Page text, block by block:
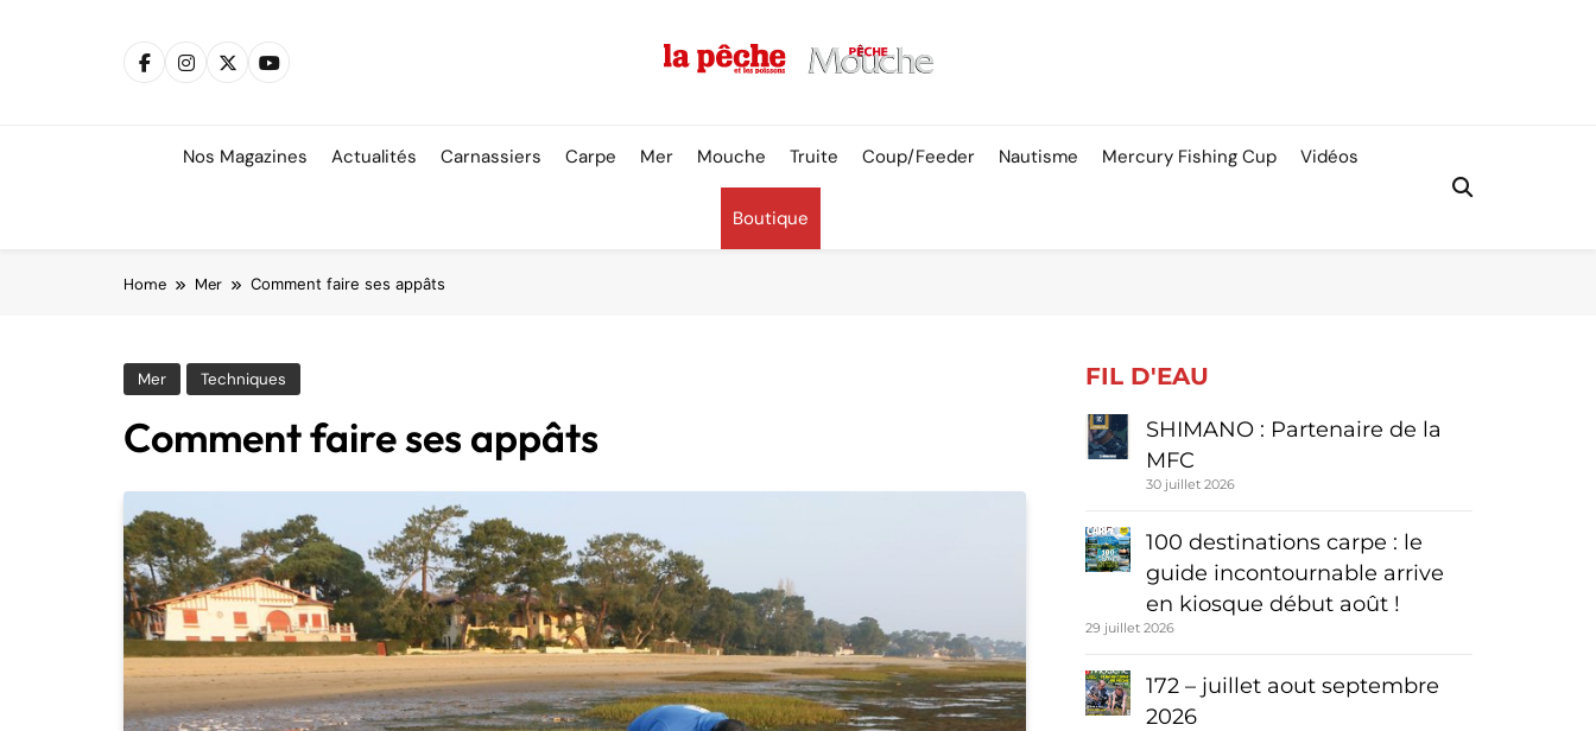
Nos Magazines Actualités Carnassiers Carpe Mer Mouche Truite Coup/Feeder Nautisme Mercury Fishing Cup Vidéos
Boutique
Home Mer Comment faire ses appâts
Mer Techniques
Comment faire ses appâts
FIL D'EAU
SHIMANO : Partenaire de la
MFC
30 juillet 2026
100 destinations carpe : le
guide incontournable arrive
en kiosque début août !
29 juillet 2026
172 – juillet aout septembre
2026